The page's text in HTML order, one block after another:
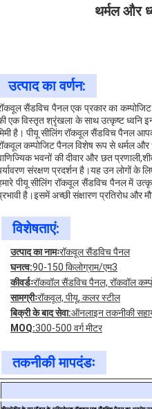
थर्मल और
उत्पाद का वर्णन:
सैंडविच पैनल एक प्रकार का
एक विस्तृत श्रृंखला के साथ उत्कृष्ट ध्वनि
है। पीयू सीलिंग रॉकवूल सैंडविच पैनल
कम्पोजिट पैनल विशेष रूप से थर्मल और
भवनों की दीवार और छत
संरक्षण प्रदर्शन है।यह उन लोगों के
पीयू सीलिंग रॉकवूल सैंडविच पैनल में
है।इसमें अच्छी संक्षारण प्रतिरोध
विशेषताएं:
उत्पाद का नामःरॉकवूल सैंडविच पैनल
घनत्व:90-150 किलोग्राम/एम3
कीवर्डःरॉकवॉल सैंडविच पैनल, रॉकवॉल
सामग्रीःरॉकवूल, पीयू, कलर स्टील
बिक्री के बाद सेवा:ऑनलाइन तकनीकी
MOQ:300-500 वर्ग मीटर
तकनीकी मापदंडः